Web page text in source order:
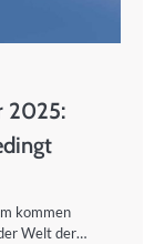
2025:
kommen
Welt der…